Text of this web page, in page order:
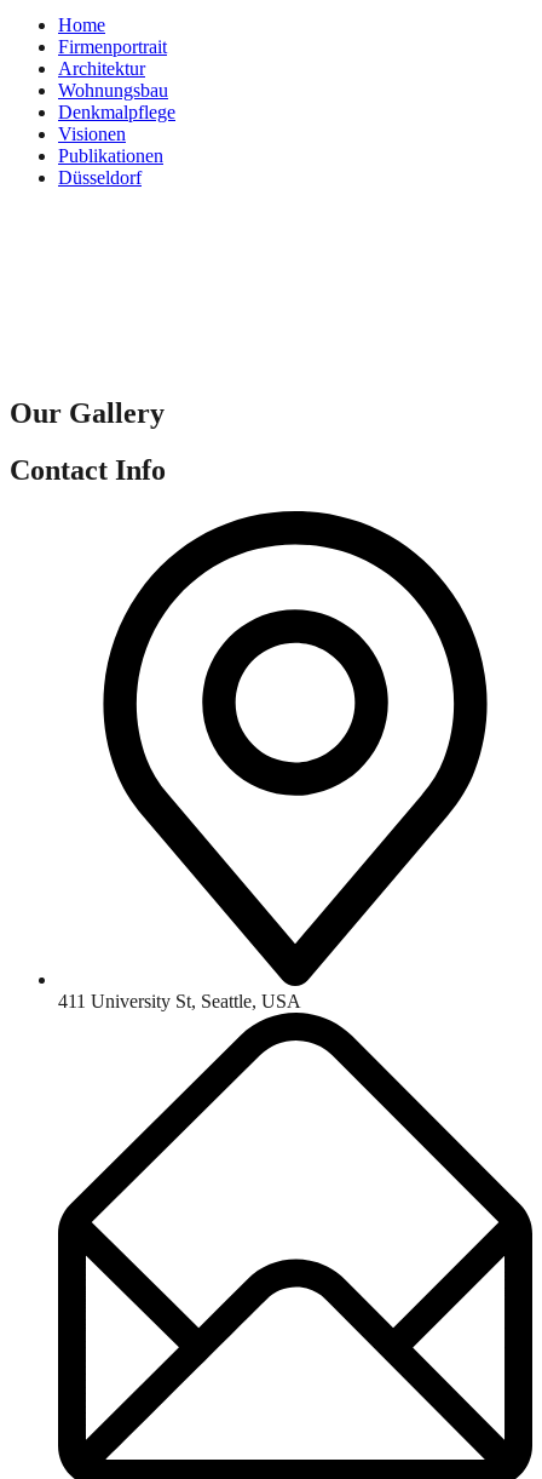
Home
Firmenportrait
Architektur
Wohnungsbau
Denkmalpflege
Visionen
Publikationen
Düsseldorf
Our Gallery
Contact Info
411 University St, Seattle, USA